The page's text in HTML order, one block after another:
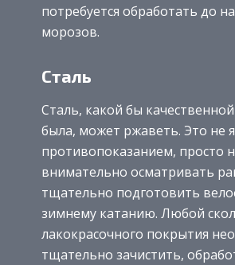
потребуется обработать до
морозов.
Сталь
Сталь, какой бы
была, может ржаветь. Это не
противопоказанием, просто
внимательно осматривать
тщательно подготовить
зимнему катанию. Любой скол
лакокрасочного покрытия
тщательно зачистить,